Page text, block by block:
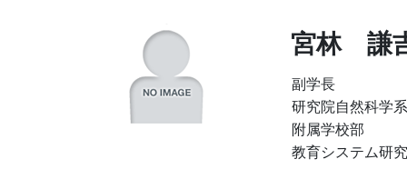
宮林 謙
副学長
研究院自然科学
附属学校部
教育システム研